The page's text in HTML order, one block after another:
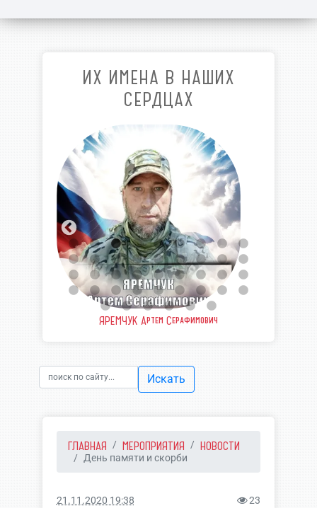
ИХ ИМЕНА В НАШИХ
СЕРДЦАХ
ЯРЕМЧУК Артем Серафимович
Искать
ГЛАВНАЯ МЕРОПРИЯТИЯ НОВОСТИ
День памяти и скорби
21.11.2020 19:38 23